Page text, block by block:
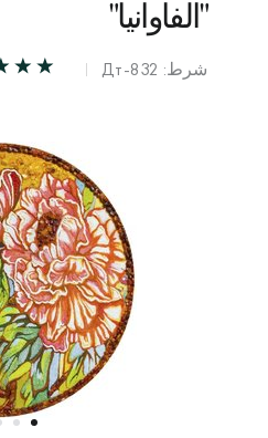
"الفاوانيا"
شرط: Дт-832